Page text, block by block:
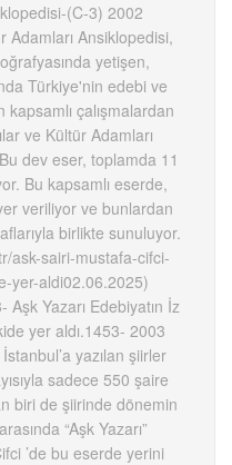
(C-3) 2002
Adamları Ansiklopedisi,
yetişen,
Türkiye'nin edebi ve
kapsamlı çalışmalardan
ve Kültür Adamları
dev eser, toplamda 11
Bu kapsamlı eserde,
veriliyor ve bunlardan
birlikte sunuluyor.
ask-sairi-mustafa-cifci-
yer-aldi02.06.2025)
Yazarı Edebiyatın İz
yer aldı.1453- 2003
yazılan şiirler
sadece 550 şaire
biri de şiirinde dönemin
“Aşk Yazarı”
’de bu eserde yerini